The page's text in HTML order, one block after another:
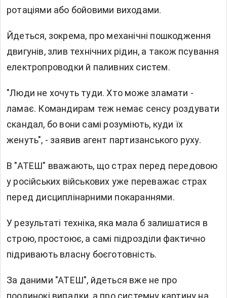
ротаціями або бойовими виходами.
Йдеться, зокрема, про механічні пошкодження
двигунів, злив технічних рідин, а також псування
електропроводки й паливних систем.
"Люди не хочуть туди. Хто може зламати -
ламає. Командирам теж немає сенсу роздувати
скандал, бо вони самі розуміють, куди їх
женуть", - заявив агент партизанського руху.
В "АТЕШ" вважають, що страх перед передовою
у російських військових уже переважає страх
перед дисциплінарними покараннями.
У результаті техніка, яка мала б залишатися в
строю, простоює, а самі підрозділи фактично
підривають власну боєготовність.
За даними "АТЕШ", йдеться вже не про
поодинокі випадки, а про системну картину на